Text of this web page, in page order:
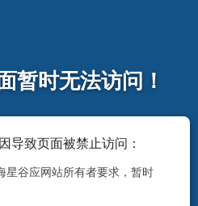
暂时无法访问！
导致页面被禁止访问：
星谷应网站所有者要求，暂时